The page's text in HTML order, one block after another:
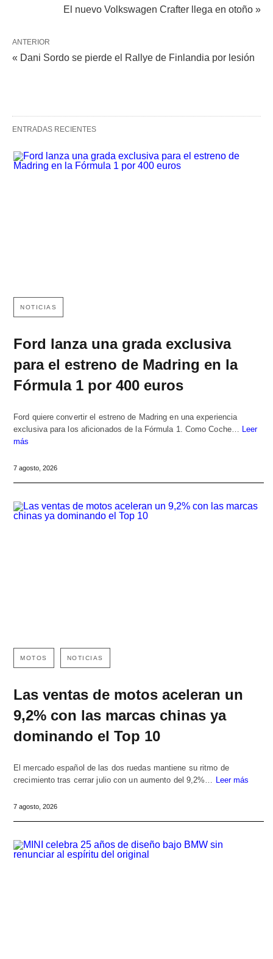
El nuevo Volkswagen Crafter llega en otoño »
ANTERIOR
« Dani Sordo se pierde el Rallye de Finlandia por lesión
ENTRADAS RECIENTES
NOTICIAS
Ford lanza una grada exclusiva
para el estreno de Madring en la
Fórmula 1 por 400 euros
Ford quiere convertir el estreno de Madring en una experiencia
exclusiva para los aficionados de la Fórmula 1. Como Coche… Leer
más
7 agosto, 2026
MOTOS NOTICIAS
Las ventas de motos aceleran un
9,2% con las marcas chinas ya
dominando el Top 10
El mercado español de las dos ruedas mantiene su ritmo de
crecimiento tras cerrar julio con un aumento del 9,2%… Leer más
7 agosto, 2026